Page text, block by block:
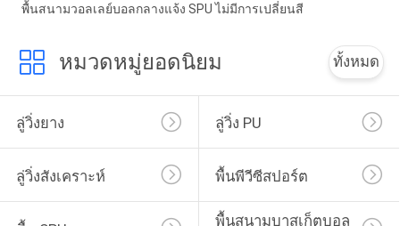
พื้นสนามวอลเลย์บอลกลางแจ้ง SPU ไม่มีการเปลี่ยนสี
หมวดหมู่ยอดนิยม ทั้งหมด
ลู่วิ่งยาง ลู่วิ่ง PU
ลู่วิ่งสังเคราะห์ พื้นพีวีซีสปอร์ต
พื้นสนามบาสเก็ตบอล